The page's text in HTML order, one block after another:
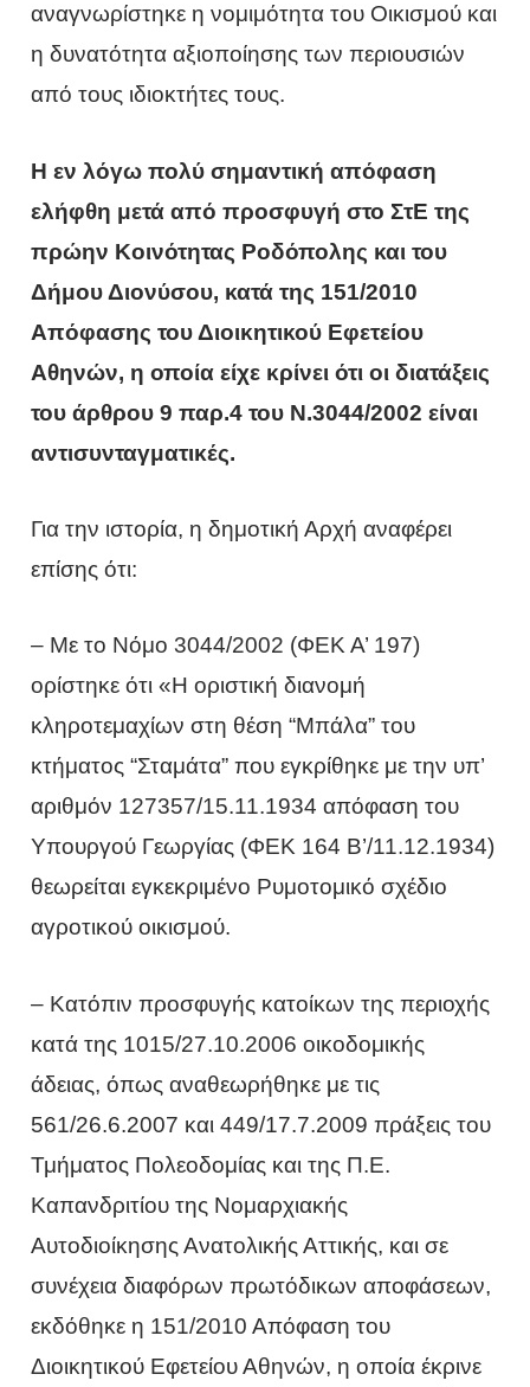
αναγνωρίστηκε η νομιμότητα του Οικισμού και
η δυνατότητα αξιοποίησης των περιουσιών
από τους ιδιοκτήτες τους.
Η εν λόγω πολύ σημαντική απόφαση
ελήφθη μετά από προσφυγή στο ΣτΕ της
πρώην Κοινότητας Ροδόπολης και του
Δήμου Διονύσου, κατά της 151/2010
Απόφασης του Διοικητικού Εφετείου
Αθηνών, η οποία είχε κρίνει ότι οι διατάξεις
του άρθρου 9 παρ.4 του Ν.3044/2002 είναι
αντισυνταγματικές.
Για την ιστορία, η δημοτική Αρχή αναφέρει
επίσης ότι:
– Με το Νόμο 3044/2002 (ΦΕΚ Α’ 197)
ορίστηκε ότι «Η οριστική διανομή
κληροτεμαχίων στη θέση “Μπάλα” του
κτήματος “Σταμάτα” που εγκρίθηκε με την υπ’
αριθμόν 127357/15.11.1934 απόφαση του
Υπουργού Γεωργίας (ΦΕΚ 164 Β’/11.12.1934)
θεωρείται εγκεκριμένο Ρυμοτομικό σχέδιο
αγροτικού οικισμού.
– Κατόπιν προσφυγής κατοίκων της περιοχής
κατά της 1015/27.10.2006 οικοδομικής
άδειας, όπως αναθεωρήθηκε με τις
561/26.6.2007 και 449/17.7.2009 πράξεις του
Τμήματος Πολεοδομίας και της Π.Ε.
Καπανδριτίου της Νομαρχιακής
Αυτοδιοίκησης Ανατολικής Αττικής, και σε
συνέχεια διαφόρων πρωτόδικων αποφάσεων,
εκδόθηκε η 151/2010 Απόφαση του
Διοικητικού Εφετείου Αθηνών, η οποία έκρινε